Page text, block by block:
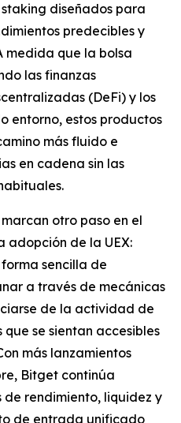
diseñados para
predecibles y
medida que la bolsa
las finanzas
(DeFi) y los
entorno, estos productos
más fluido e
en cadena sin las
otro paso en el
adopción de la UEX:
sencilla de
a través de mecánicas
de la actividad de
se sientan accesibles
más lanzamientos
Bitget continúa
rendimiento, liquidez y
de entrada unificado